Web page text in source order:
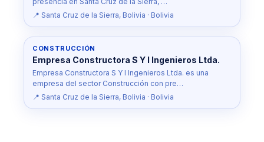
📍 Santa Cruz de la Sierra, Bolivia · Bolivia
CONSTRUCCIÓN
Empresa Constructora S Y I Ingenieros Ltda.
Empresa Constructora S Y I Ingenieros Ltda. es una
empresa del sector Construcción con pre…
📍 Santa Cruz de la Sierra, Bolivia · Bolivia